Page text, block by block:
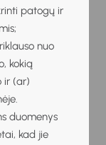
patogų ir
nuo
kokią
ir (ar)
duomenys
kad jie